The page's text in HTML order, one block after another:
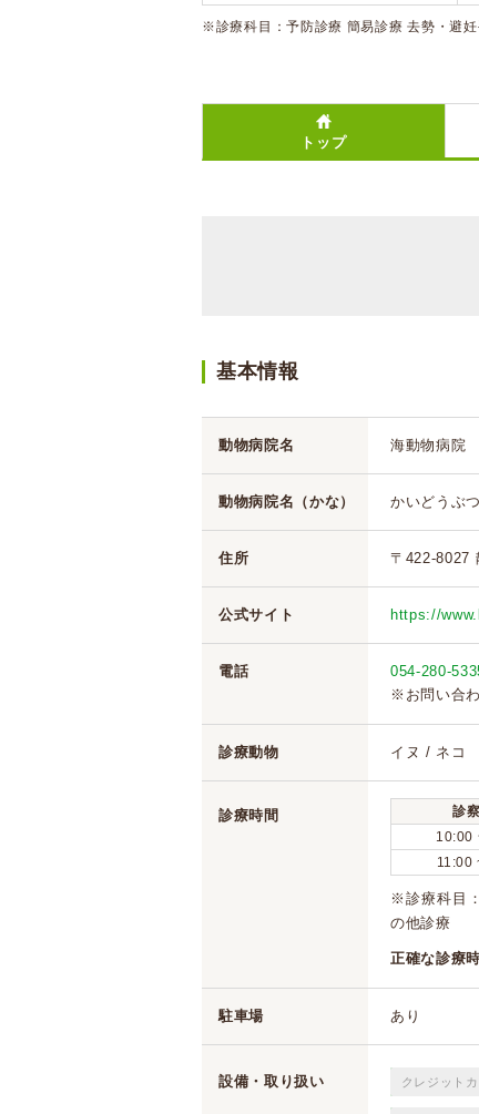
※診療科目：予防診療 簡易診療 去勢・避
トップ
基本情報
動物病院名 海動物病院
動物病院名（かな） かいどうぶ
住所 〒422-8027
公式サイト https://
電話
054-280-
※お問い合
診療動物 イヌ / ネコ
診療時間 診
10:00
11:00
※診療科目
の他診療
正確な診療
駐車場 あり
設備・取り扱い クレジット